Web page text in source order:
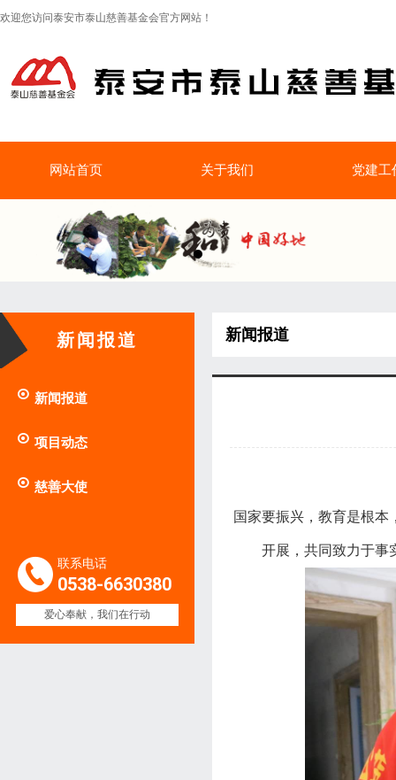
欢迎您访问泰安市泰山慈善基金会官方网站！
网站首页 关于我们 党建工
新闻报道
 新闻报道
 项目动态
 慈善大使
联系电话
0538-6630380
爱心奉献，我们在行动
新闻报道
国家要振兴，教育是根
开展，共同致力于事